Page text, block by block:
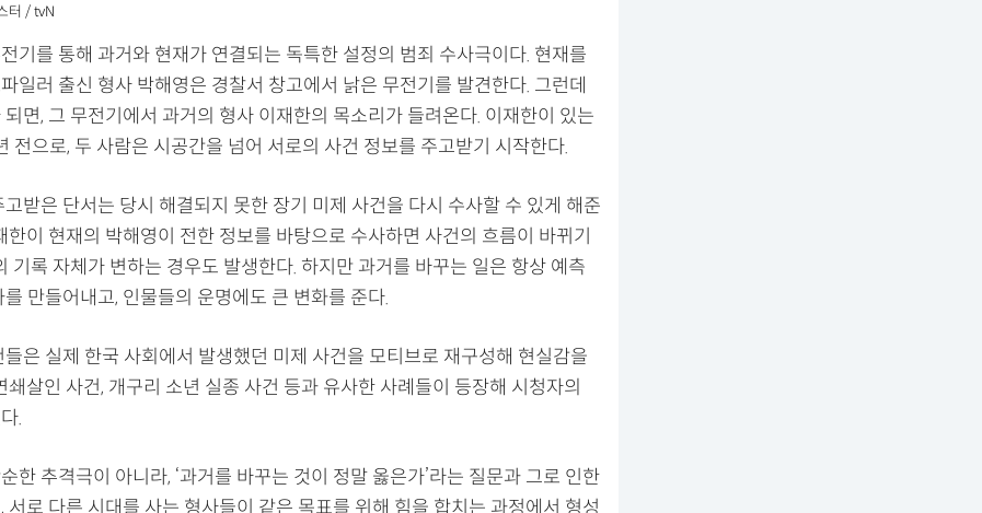
터 / tvN
전기를 통해 과거와 현재가 연결되는 독특한 설정의 범죄 수사극이다. 현재를
일러 출신 형사 박해영은 경찰서 창고에서 낡은 무전기를 발견한다. 그런데
면, 그 무전기에서 과거의 형사 이재한의 목소리가 들려온다. 이재한이 있는
전으로, 두 사람은 시공간을 넘어 서로의 사건 정보를 주고받기 시작한다.
받은 단서는 당시 해결되지 못한 장기 미제 사건을 다시 수사할 수 있게 해준
한이 현재의 박해영이 전한 정보를 바탕으로 수사하면 사건의 흐름이 바뀌기
기록 자체가 변하는 경우도 발생한다. 하지만 과거를 바꾸는 일은 항상 예측
만들어내고, 인물들의 운명에도 큰 변화를 준다.
은 실제 한국 사회에서 발생했던 미제 사건을 모티브로 재구성해 현실감을
쇄살인 사건, 개구리 소년 실종 사건 등과 유사한 사례들이 등장해 시청자의
.
순한 추격극이 아니라, ‘과거를 바꾸는 것이 정말 옳은가’라는 질문과 그로 인한
서로 다른 시대를 사는 형사들이 같은 목표를 위해 힘을 합치는 과정에서 형성